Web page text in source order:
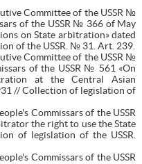
Committee of the USSR №
of the USSR № 366 of May
on State arbitration» dated
of the USSR. № 31. Art. 239.
Committee of the USSR №
of the USSR № 561 «On
at the Central Asian
// Collection of legislation of
Commissars of the USSR
the right to use the State
of legislation of the USSR.
Commissars of the USSR